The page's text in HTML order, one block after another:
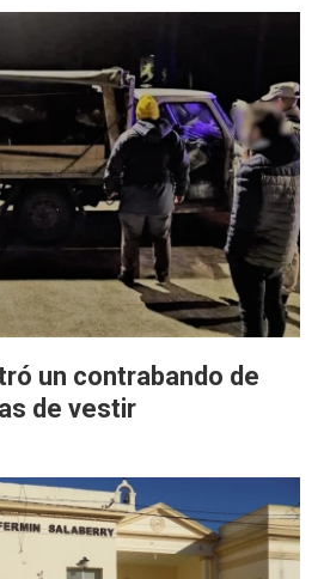
un contrabando de
de vestir